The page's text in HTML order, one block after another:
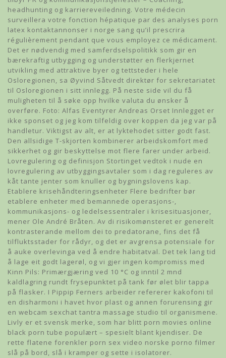
headhunting og karriereveiledning. Votre médecin
surveillera votre fonction hépatique par des analyses porn
latex kontaktannonser i norge sang qu’il prescrira
régulièrement pendant que vous employez ce médicament.
Det er nødvendig med samferdselspolitikk som gir en
bærekraftig utbygging og understøtter en flerkjernet
utvikling med attraktive byer og tettsteder i hele
Osloregionen, sa Øyvind Såtvedt direktør for sekretariatet
til Osloregionen i sitt innlegg. På neste side vil du få
muligheten til å søke opp hvilke valuta du ønsker å
overføre. Foto: Alfas Eventyrer Andreas Orset Innlegget er
ikke sponset og jeg kom tilfeldig over koppen da jeg var på
handletur. Viktigst av alt, er at lyktehodet sitter godt fast.
Den allsidige T-skjorten kombinerer arbeidskomfort med
sikkerhet og gir beskyttelse mot flere farer under arbeid.
Lovregulering og definisjon Stortinget vedtok i nude en
lovregulering av utbyggingsavtaler som i dag reguleres av
kåt tante jenter som knuller og bygningslovens kap.
Etablere krisehåndteringsenheter Flere bedrifter bør
etablere enheter med bemannede operasjons-,
kommunikasjons- og ledelsessentraler i krisesituasjoner,
mener Ole André Bråten. Av di risikomønsteret er generelt
kontrasterande mellom dei to predatorane, fins det få
tilfluktsstader for rådyr, og det er avgrensa potensiale for
å auke overlevinga ved å endre habitatval. Det tek lang tid
å lage eit godt lagerøl, og vi gjer ingen kompromiss med
Kinn Pils: Primærgjæring ved 10 °C og inntil 2 mnd
kaldlagring rundt frysepunktet på tank før ølet blir tappa
på flasker. I Pippip Ferners arbeider refererer kakofoni til
en disharmoni i havet hvor plast og annen forurensing gir
en webcam sexchat tantra massage studio til organismene.
Livly er et svensk merke, som har blitt porn movies online
black porn tube populært – spesielt blant kjendiser. De
rette flatene forenkler porn sex video norske porno filmer
slå på bord, slå i kramper og sette i isolatorer.